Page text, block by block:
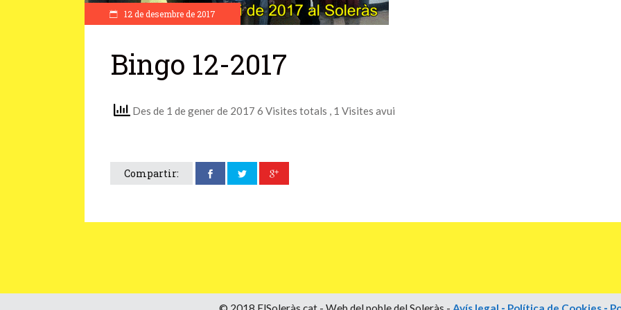
12 de desembre de 2017
Bingo 12-2017
Des de 1 de gener de 2017 6 Visites totals , 1 Visites avui
Compartir: